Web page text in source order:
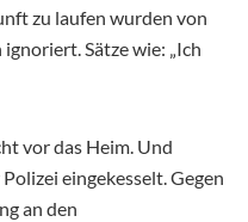
zu laufen wurden von
Sätze wie: „Ich
vor das Heim. Und
eingekesselt. Gegen
an den